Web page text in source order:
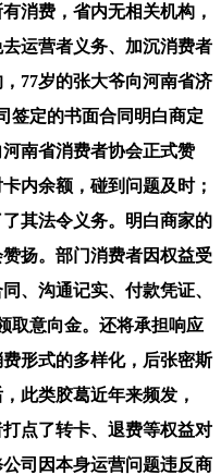
消费，省内无相关机构，
运营者义务、加沉消费者
77岁的张大爷向河南省济
签定的书面合同明白商定
南省消费者协会正式赞
内余额，碰到问题及时；
其法令义务。明白商家的
扬。部门消费者因权益受
、沟通记实、付款凭证、
取意向金。还将承担响应
形式的多样化，后张密斯
此类胶葛近年来频发，
点了转卡、退费等权益对
司因本身运营问题违反商